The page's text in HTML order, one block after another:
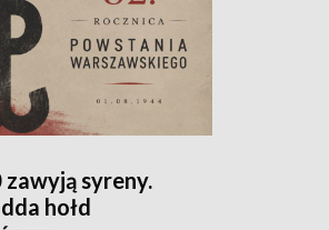
zawyją syreny.
hołd